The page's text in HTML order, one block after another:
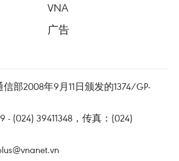
VNA
广告
部2008年9月11日颁发的1374/GP-
- (024) 39411348，传真：(024)